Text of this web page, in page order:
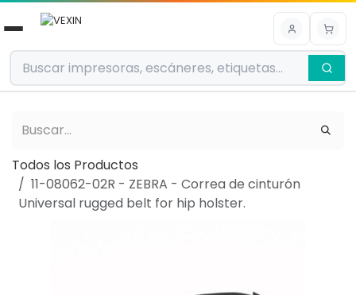
Ir al contenido
Todos los Productos
11-08062-02R - ZEBRA - Correa de cinturón
Universal rugged belt for hip holster.